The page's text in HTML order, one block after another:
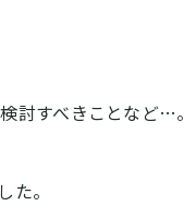
討すべきことなど…。
た。